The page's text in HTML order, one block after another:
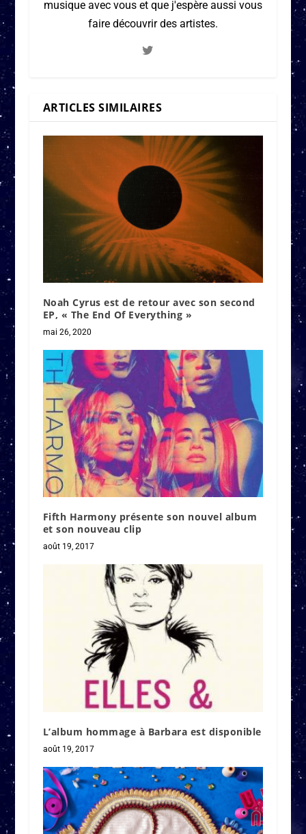
musique avec vous et que j'espère aussi vous
faire découvrir des artistes.
ARTICLES SIMILAIRES
Noah Cyrus est de retour avec son second
EP, « The End Of Everything »
mai 26, 2020
Fifth Harmony présente son nouvel album
et son nouveau clip
août 19, 2017
L’album hommage à Barbara est disponible
août 19, 2017